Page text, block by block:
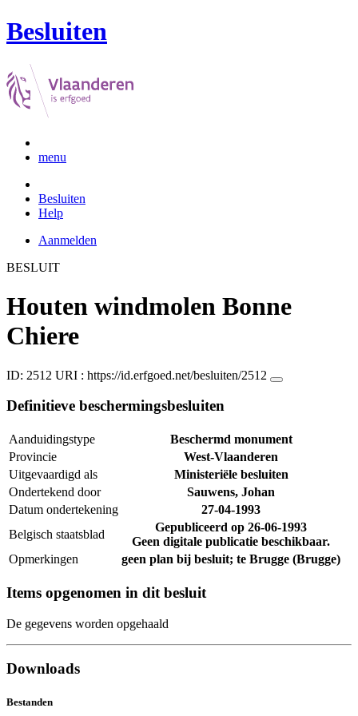
Besluiten
menu
Besluiten
Help
Aanmelden
BESLUIT
Houten windmolen Bonne
Chiere
ID: 2512 URI : https://id.erfgoed.net/besluiten/2512
Definitieve beschermingsbesluiten
Aanduidingstype
Beschermd monument
Provincie
West-Vlaanderen
Uitgevaardigd als
Ministeriële besluiten
Ondertekend door
Sauwens, Johan
Datum ondertekening
27-04-1993
Belgisch staatsblad
Gepubliceerd op 26-06-1993
Geen digitale publicatie beschikbaar.
Opmerkingen
geen plan bij besluit; te Brugge (Brugge)
Items opgenomen in dit besluit
De gegevens worden opgehaald
Downloads
Bestanden